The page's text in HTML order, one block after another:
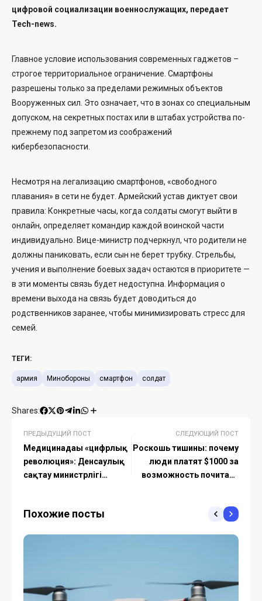
цифровой социализации военнослужащих, передает
Tech-news.
Главное условие использования современных гаджетов –
строгое территориальное ограничение. Смартфоны
разрешены только за пределами режимных объектов
Вооруженных сил. Это означает, что в зонах со специальным
допуском, на секретных постах или в штабах устройства по-
прежнему под запретом из соображений
кибербезопасности.
Несмотря на легализацию смартфонов, «свободного
плавания» в сети не будет. Армейский устав диктует свои
правила: Конкретные часы, когда солдаты смогут выйти в
онлайн, определяет командир каждой воинской части
индивидуально. Вице-министр подчеркнул, что родители не
должны паниковать, если сын не берет трубку. Стрельбы,
учения и выполнение боевых задач остаются в приоритете —
в эти моменты связь будет недоступна. Информация о
времени выхода на связь будет доводиться до
родственников заранее, чтобы минимизировать стресс для
семей.
ТЕГИ:
армия Минобороны смартфон солдат
Shares:
ПРЕДЫДУЩИЙ ПОСТ
Медицинадағы «цифрлық
революция»: Денсаулық
сақтау министрлігі
СЛЕДУЮЩИЙ ПОСТ
Роскошь тишины: почему
люди платят $1000 за
возможность почитать
Похожие посты